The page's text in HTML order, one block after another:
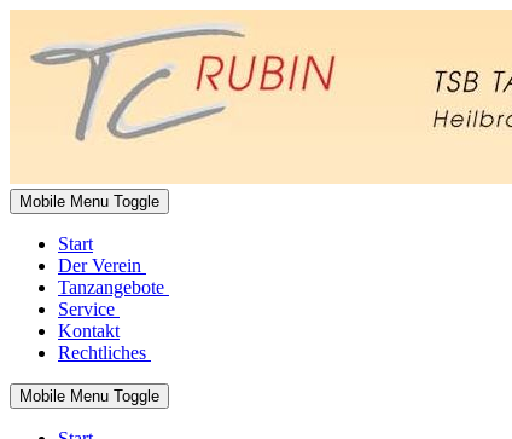
Mobile Menu Toggle
Start
Der Verein
Tanzangebote
Service
Kontakt
Rechtliches
Mobile Menu Toggle